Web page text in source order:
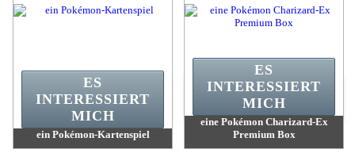
ein Pokémon-Kartenspiel
ES
INTERESSIERT
MICH
eine Pokémon Charizard-Ex
Premium Box
ES
INTERESSIERT
MICH